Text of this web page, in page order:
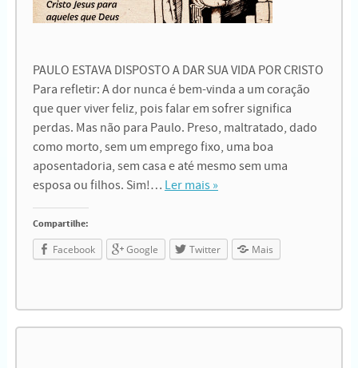
PAULO ESTAVA DISPOSTO A DAR SUA VIDA POR CRISTO
Para refletir: A dor nunca é bem-vinda a um coração
que quer viver feliz, pois falar em sofrer significa
perdas. Mas não para Paulo. Preso, maltratado, dado
como morto, sem um emprego fixo, uma boa
aposentadoria, sem casa e até mesmo sem uma
esposa ou filhos. Sim!… Ler mais »
Compartilhe:
Facebook Google Twitter Mais